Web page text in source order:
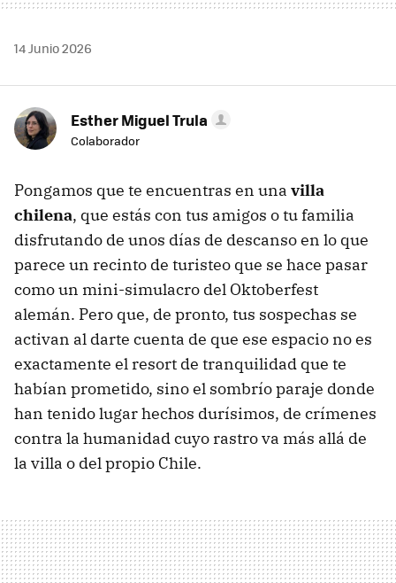
14 Junio 2026
Esther Miguel Trula
Colaborador
Pongamos que te encuentras en una villa
chilena, que estás con tus amigos o tu familia
disfrutando de unos días de descanso en lo que
parece un recinto de turisteo que se hace pasar
como un mini-simulacro del Oktoberfest
alemán. Pero que, de pronto, tus sospechas se
activan al darte cuenta de que ese espacio no es
exactamente el resort de tranquilidad que te
habían prometido, sino el sombrío paraje donde
han tenido lugar hechos durísimos, de crímenes
contra la humanidad cuyo rastro va más allá de
la villa o del propio Chile.